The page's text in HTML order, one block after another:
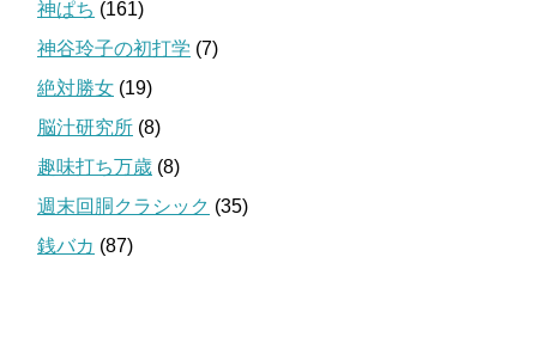
神ぱち (161)
神谷玲子の初打学 (7)
絶対勝女 (19)
脳汁研究所 (8)
趣味打ち万歳 (8)
週末回胴クラシック (35)
銭バカ (87)